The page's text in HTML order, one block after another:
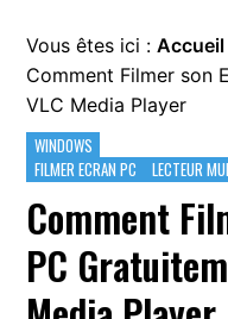
Vous êtes ici :Accueil
Comment Filmer son
VLC Media Player
WINDOWS
FILMER ECRAN PC
LECTEUR
Comment
PC